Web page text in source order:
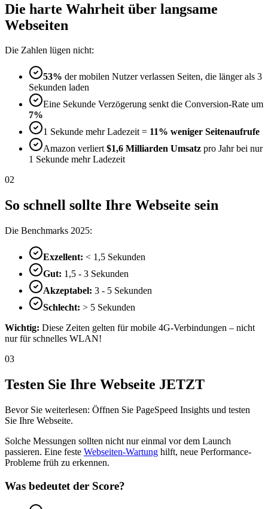
Die harte Wahrheit über langsame
Webseiten
Die Zahlen lügen nicht:
53% der mobilen Nutzer verlassen Seiten, die länger als 3
Sekunden laden
Eine Sekunde Verzögerung senkt die Conversion-Rate um
7%
1 Sekunde mehr Ladezeit = 11% weniger Seitenaufrufe
Amazon verliert$1,6 Milliarden Umsatz pro Jahr bei nur
1 Sekunde mehr Ladezeit
02
So schnell sollte Ihre Webseite sein
Die Benchmarks 2025:
Exzellent: < 1,5 Sekunden
Gut: 1,5 - 3 Sekunden
Akzeptabel: 3 - 5 Sekunden
Schlecht: > 5 Sekunden
Wichtig: Diese Zeiten gelten für mobile 4G-Verbindungen – nicht
nur für schnelles WLAN!
03
Testen Sie Ihre Webseite JETZT
Bevor Sie weiterlesen: Öffnen Sie PageSpeed Insights und testen
Sie Ihre Webseite.
Solche Messungen sollten nicht nur einmal vor dem Launch
passieren. Eine feste Webseiten-Wartung hilft, neue Performance-
Probleme früh zu erkennen.
Was bedeutet der Score?